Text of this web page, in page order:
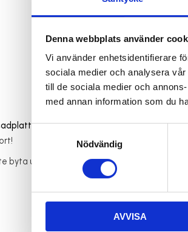
Denna webbplats använder
Vi använder enhetsidentifierare
sociala medier och analysera
till de sociala medier och
med annan information som du
Nödvändig
AVVISA
börjar bli lite slöa och slitna
byta ut båda bladen samtidigt!